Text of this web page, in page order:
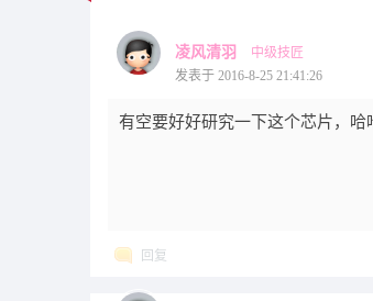
凌风清羽
中级技匠
发表于 2016-8-25 21:41:26
有空要好好研究一下这个芯片，哈
回复